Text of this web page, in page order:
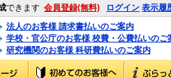
できます 会員登録(無料) ログイン 表示履
法人のお客様 請求書払いのご案内
学校・官公庁のお客様 校費・公費払いのご
研究機関のお客様 科研費払いのご案内